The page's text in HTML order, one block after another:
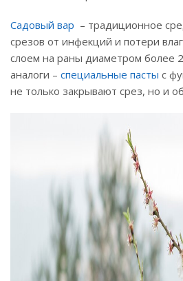
Садовый вар – традиционное
срезов от инфекций и потери
слоем на раны диаметром более
аналоги – специальные пасты с
не только закрывают срез, но и